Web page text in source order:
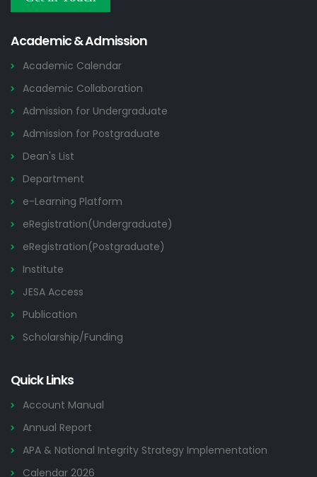
2026
Academic & Admission
Academic Calendar
Academic Collaboration
Admission for Undergraduate
Admission for Postgraduate
Dean's List
Department
e-Learning Platform
eRegistration(Undergraduate)
eRegistration(Postgraduate)
Institute
JESA Access
Publication
Scholarship/Funding
Quick Links
Account Manual
Annual Report
APA & National Integrity Strategy Implementation
Calendar 2026